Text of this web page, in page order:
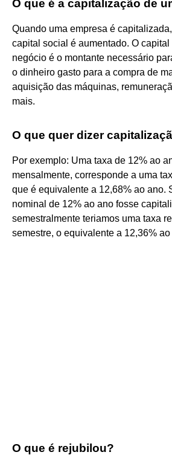
O que é a capitalização de
Quando uma empresa é
capital social é aumentado. O
negócio é o montante necessário
o dinheiro gasto para a compra de
aquisição das máquinas,
mais.
O que quer dizer
Por exemplo: Uma taxa de 12% ao
mensalmente, corresponde a uma
que é equivalente a 12,68% ao ano.
nominal de 12% ao ano fosse
semestralmente teriamos uma taxa
semestre, o equivalente a 12,36% ao
O que é rejubilou?